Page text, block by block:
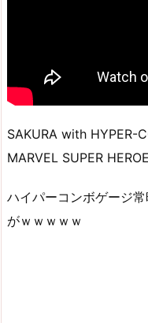
SAKURA with HYPER-
MARVEL SUPER
ハイパーコンボゲージ
がｗｗｗｗｗ